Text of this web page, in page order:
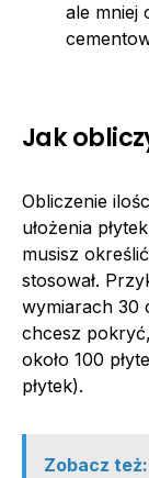
ale mniej
Jak
Obliczenie
ułożenia
musisz
stosował.
wymiarach 30
chcesz
około 100
płytek).
Zobacz też: